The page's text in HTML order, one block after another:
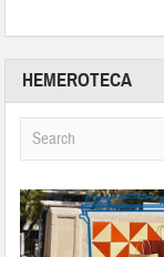
HEMEROTECA